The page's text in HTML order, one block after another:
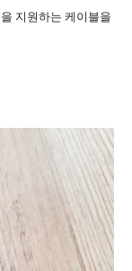
지원하는 케이블을